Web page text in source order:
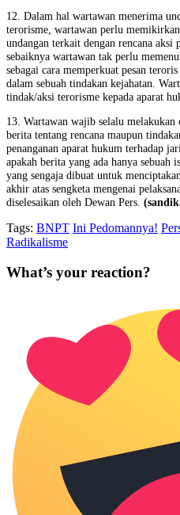
12. Dalam hal wartawan menerima
terorisme, wartawan perlu
undangan terkait dengan rencana
sebaiknya wartawan tak perlu
sebagai cara memperkuat pesan
dalam sebuah tindakan kejahatan.
tindak/aksi terorisme kepada aparat
13. Wartawan wajib selalu melakukan
berita tentang rencana maupun
penanganan aparat hukum terhadap
apakah berita yang ada hanya sebuah
yang sengaja dibuat untuk
akhir atas sengketa mengenai
diselesaikan oleh Dewan Pers.
Tags: BNPT Ini Pedomannya!
Radikalisme
What’s your reaction?